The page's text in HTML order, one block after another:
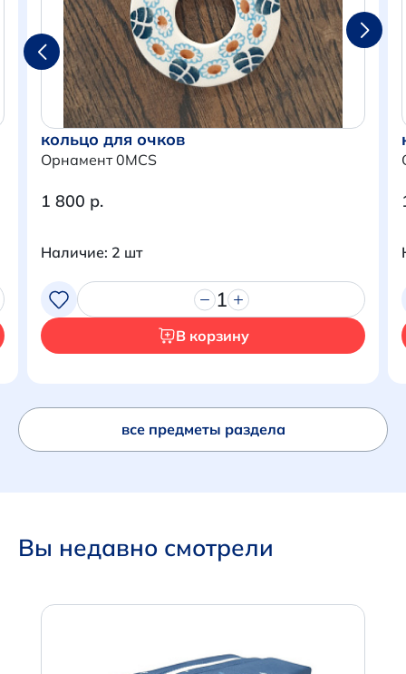
0 р.
Продолжить покупки
кольцо для очков
Орнамент 0MCS
1 800 р.
Наличие: 2 шт
1
В корзину
все предметы раздела
Вы недавно смотрели